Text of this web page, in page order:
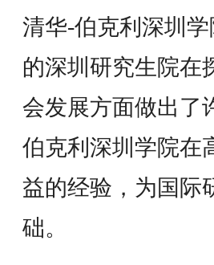
清华-伯克利深圳
的深圳研究生院在
会发展方面做出了
伯克利深圳学院在
益的经验，为国际
础。